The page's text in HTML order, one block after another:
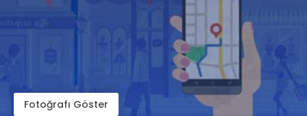
Fotoğrafı Göster